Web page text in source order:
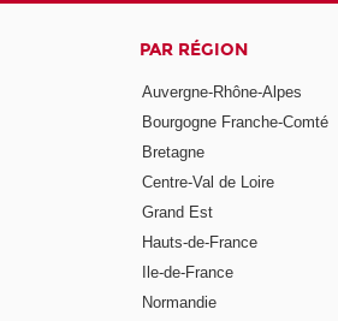
PAR RÉGION
Auvergne-Rhône-Alpes
Bourgogne Franche-Comté
Bretagne
Centre-Val de Loire
Grand Est
Hauts-de-France
Ile-de-France
Normandie